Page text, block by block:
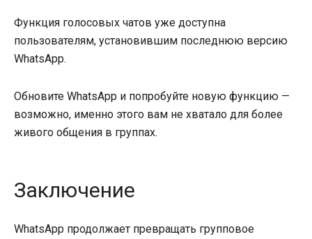
Функция голосовых чатов уже доступна
пользователям, установившим последнюю версию
WhatsApp.
Обновите WhatsApp и попробуйте новую функцию —
возможно, именно этого вам не хватало для более
живого общения в группах.
Заключение
WhatsApp продолжает превращать групповое